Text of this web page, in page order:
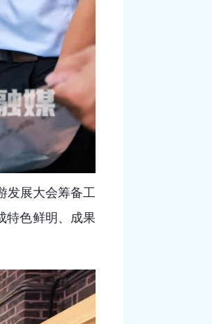
发展大会筹备工
特色鲜明、成果